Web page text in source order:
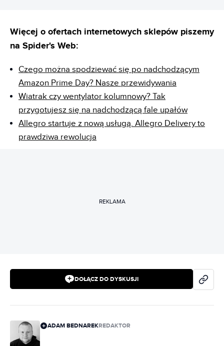
Więcej o ofertach internetowych sklepów piszemy
na Spider's Web:
Czego można spodziewać się po nadchodzącym
Amazon Prime Day? Nasze przewidywania
Wiatrak czy wentylator kolumnowy? Tak
przygotujesz się na nadchodzącą fale upałów
Allegro startuje z nową usługą. Allegro Delivery to
prawdziwa rewolucja
REKLAMA
DOŁĄCZ DO DYSKUSJI
ADAM BEDNAREKREDAKTOR